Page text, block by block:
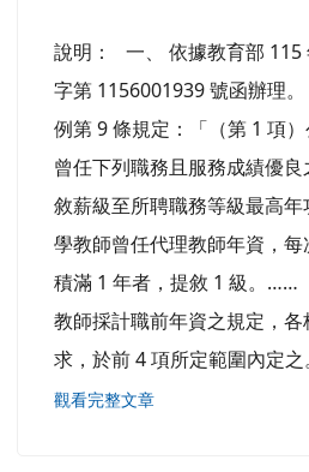
說明： 一、 依據教育部 115
字第 1156001939 號函辦理
例第 9 條規定：「（第 1 項
曾任下列職務且服務成績優
敘薪級至所聘職務等級最高
學教師曾任代理教師年資，
積滿 1 年者，提敘 1 級。……
教師採計職前年資之規定，
求，於前 4 項所定範圍內定
觀看完整文章